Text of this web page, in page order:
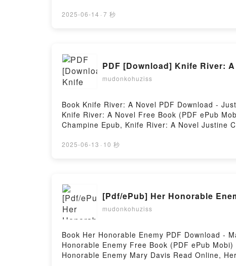
Sorman, Maylis de Kerangal Téléchargement
2025-06-14 · 7 秒
PDF [Download] Knife River:
mudonkohuziss
Book Knife River: A Novel PDF Download -
Knife River: A Novel Free Book (PDF ePub
Champine Epub, Knife River: A Novel Justine
Free DownloadPowered by Firstory Hosting
2025-06-13 · 10 秒
[Pdf/ePub] Her Honorable
mudonkohuziss
Book Her Honorable Enemy PDF Download -
Honorable Enemy Free Book (PDF ePub
Honorable Enemy Mary Davis Read Online,